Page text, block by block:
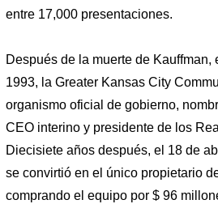
entre 17,000 presentaciones.
Después de la muerte de Kauffman,
1993, la Greater Kansas City
organismo oficial de gobierno,
CEO interino y presidente de los
Diecisiete años después, el 18 de
se convirtió en el único propietario
comprando el equipo por $ 96